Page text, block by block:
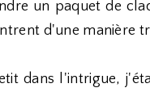
un paquet de
d'une manière
dans l'intrigue,